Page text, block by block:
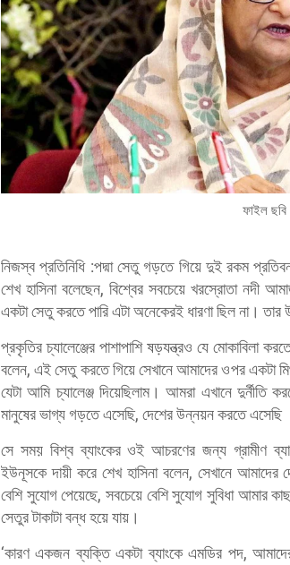
ফাইল ছবি
নিজস্ব প্রতিনিধি :পদ্মা সেতু গড়তে গিয়ে দুই রকম
শেখ হাসিনা বলেছেন, বিশ্বের সবচেয়ে খরস্রোতা নদী
একটা সেতু করতে পারি এটা অনেকেরই ধারণা ছিল না।
প্রকৃতির চ্যালেঞ্জের পাশাপাশি ষড়যন্ত্রও যে মোকাবিলা
বলেন, এই সেতু করতে গিয়ে সেখানে আমাদের ওপর একটা
যেটা আমি চ্যালেঞ্জ দিয়েছিলাম। আমরা এখানে দুর্নীতি
মানুষের ভাগ্য গড়তে এসেছি, দেশের উন্নয়ন করতে এসেছি
সে সময় বিশ্ব ব্যাংকের ওই আচরণের জন্য গ্রামীণ
ইউনূসকে দায়ী করে শেখ হাসিনা বলেন, সেখানে
বেশি সুযোগ পেয়েছে, সবচেয়ে বেশি সুযোগ সুবিধা আমার
সেতুর টাকাটা বন্ধ হয়ে যায়।
‘কারণ একজন ব্যক্তি একটা ব্যাংকে এমডির পদ,